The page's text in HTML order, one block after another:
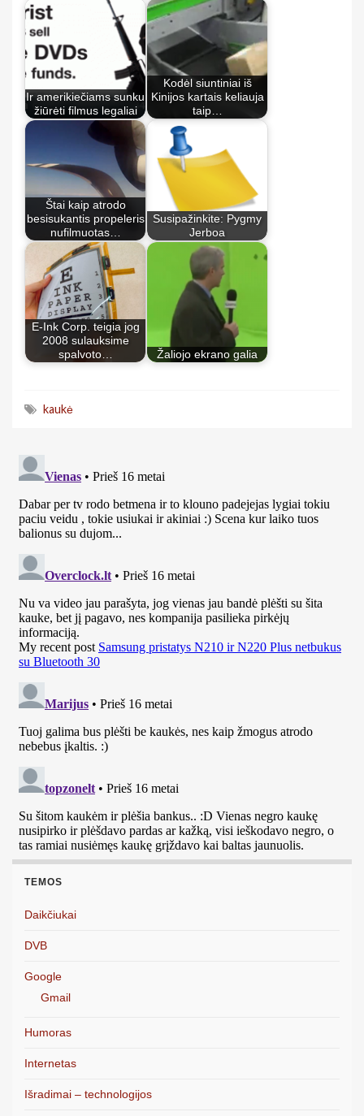
Ir amerikiečiams sunku
žiūrėti filmus legaliai
Kodėl siuntiniai iš
Kinijos kartais keliauja
taip…
Štai kaip atrodo
besisukantis propeleris
nufilmuotas…
Susipažinkite: Pygmy
Jerboa
E-Ink Corp. teigia jog
2008 sulauksime
spalvoto…
Žaliojo ekrano galia
kaukė
TEMOS
Daikčiukai
DVB
Google
Gmail
Humoras
Internetas
Išradimai – technologijos